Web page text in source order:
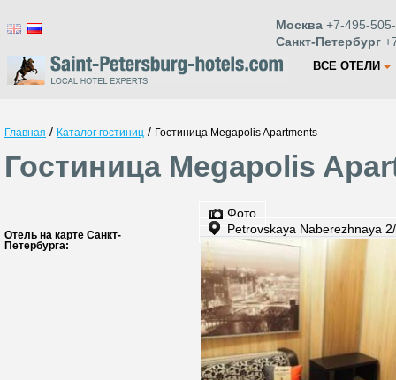
Москва +7-495-
Санкт-Петербург
ВСЕ ОТЕЛИ
Главная / Каталог гостиниц / Гостиница Megapolis Apartments
Гостиница Megapolis
Отель на карте Санкт-
Петербурга:
Фото
Petrovskaya Naberezhnaya